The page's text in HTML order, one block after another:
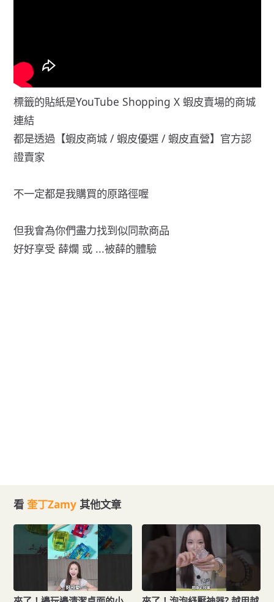
標籤的貼紙是YouTube Shopping X 蝦皮賣場的商城
連結
都是透過【蝦皮商城 / 蝦皮優選 / 蝦皮直營】官方認
證賣家
不一定都是我購買的原路徑喔
但我會為你們盡力找到似同款商品
好好享受 薛爛 或 ...被薛的體驗
看 奎丁Zamy 其他文章